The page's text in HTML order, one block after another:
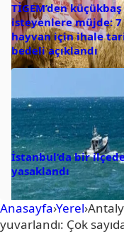
TİGEM’den
isteyenlere müjde:
hayvan için ihale
bedeli açıklandı
İstanbul’da bir
yasaklandı
Anasayfa›Yerel›
yuvarlandı: Çok